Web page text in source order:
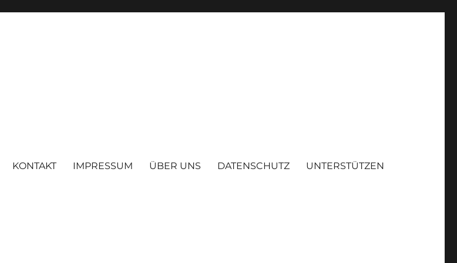
KONTAKT IMPRESSUM ÜBER UNS DATENSCHUTZ UNTERSTÜTZEN